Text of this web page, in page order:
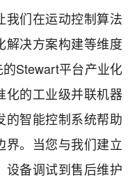
们在运动控制算法
解决方案构建等维度
Stewart平台产业化
化的工业级并联机器
的智能控制系统帮助
界。当您与我们建立
设备调试到售后维护